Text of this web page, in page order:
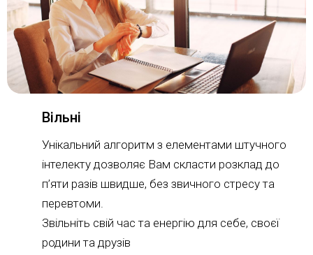
Вільні
Унікальний алгоритм з елементами штучного
інтелекту дозволяє Вам скласти розклад до
п’яти разів швидше, без звичного стресу та
перевтоми.
Звільніть свій час та енергію для себе, своєї
родини та друзів